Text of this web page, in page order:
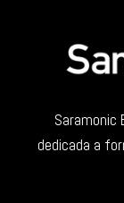
Saramonic
dedicada a